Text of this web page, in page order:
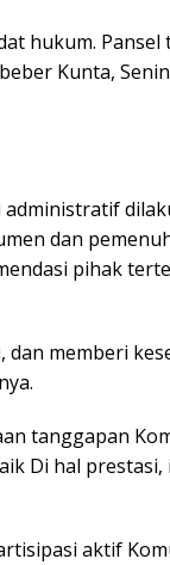
hukum.
Kunta,
dan
pihak
memberi
tanggapan
Di hal
aktif